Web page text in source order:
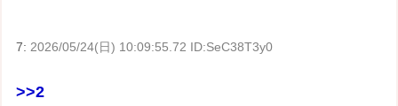
7: 2026/05/24(日) 10:09:55.72 ID:SeC38T3y0
>>2